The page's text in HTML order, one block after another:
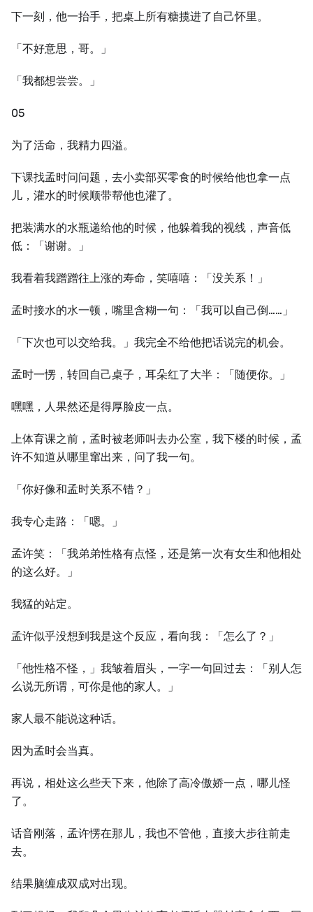
下一刻，他一抬手，把桌上所有糖揽进了自己怀里。
「不好意思，哥。」
「我都想尝尝。」
05
为了活命，我精力四溢。
下课找孟时问问题，去小卖部买零食的时候给他也拿一点
儿，灌水的时候顺带帮他也灌了。
把装满水的水瓶递给他的时候，他躲着我的视线，声音低
低：「谢谢。」
我看着我蹭蹭往上涨的寿命，笑嘻嘻：「没关系！」
孟时接水的水一顿，嘴里含糊一句：「我可以自己倒……」
「下次也可以交给我。」我完全不给他把话说完的机会。
孟时一愣，转回自己桌子，耳朵红了大半：「随便你。」
嘿嘿，人果然还是得厚脸皮一点。
上体育课之前，孟时被老师叫去办公室，我下楼的时候，孟
许不知道从哪里窜出来，问了我一句。
「你好像和孟时关系不错？」
我专心走路：「嗯。」
孟许笑：「我弟弟性格有点怪，还是第一次有女生和他相处
的这么好。」
我猛的站定。
孟许似乎没想到我是这个反应，看向我：「怎么了？」
「他性格不怪，」我皱着眉头，一字一句回过去：「别人怎
么说无所谓，可你是他的家人。」
家人最不能说这种话。
因为孟时会当真。
再说，相处这么些天下来，他除了高冷傲娇一点，哪儿怪
了。
话音刚落，孟许愣在那儿，我也不管他，直接大步往前走
去。
结果脑缠成双成对出现。